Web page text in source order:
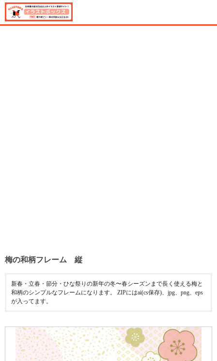
梅の和柄フレーム 縦
新春・立春・節分・ひな祭りの新年の冬〜春シーズンまで長く使える梅と
和柄のシンプルなフレームになります。 ZIPにはai(cs保存)、jpg、png、eps
が入ってます。